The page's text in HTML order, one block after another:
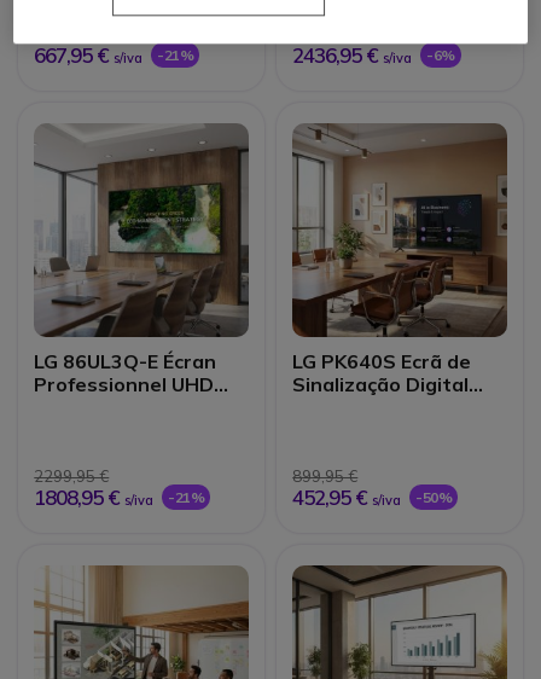
667,95 € s/iva -21% 2436,95 € s/iva -6%
LG 86UL3Q-E Écran
Professionnel UHD
2299,95 €
1808,95 € s/iva -21%
LG PK640S Ecrã de
Sinalização Digital
899,95 €
452,95 € s/iva -50%